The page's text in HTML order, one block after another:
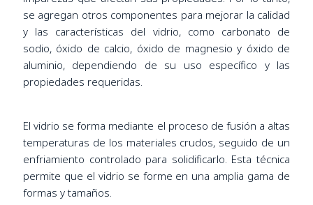
se agregan otros componentes para mejorar la calidad
y las características del vidrio, como carbonato de
sodio, óxido de calcio, óxido de magnesio y óxido de
aluminio, dependiendo de su uso específico y las
propiedades requeridas.
El vidrio se forma mediante el proceso de fusión a altas
temperaturas de los materiales crudos, seguido de un
enfriamiento controlado para solidificarlo. Esta técnica
permite que el vidrio se forme en una amplia gama de
formas y tamaños.